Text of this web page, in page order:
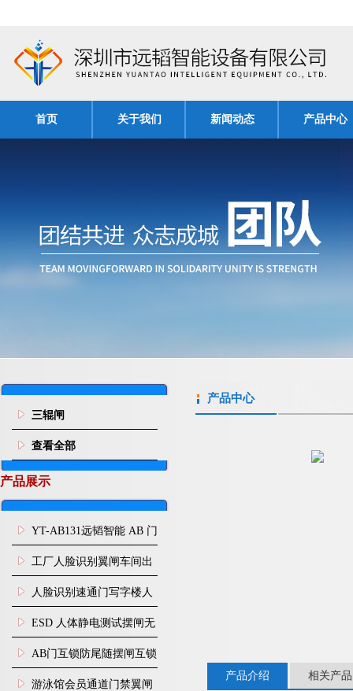
首页 关于我们 新闻动态 产品中心
三辊闸
查看全部
产品展示
YT-AB131远韬智能 AB 门
闸机双通道互锁防尾随闸
机
工厂人脸识别翼闸车间出
入口人行通道门禁
人脸识别速通门写字楼人
行通道闸门禁设备
ESD 人体静电测试摆闸无
尘车间防静电闸机
AB门互锁防尾随摆闸互锁
闸机
游泳馆会员通道门禁翼闸
产品中心
产品介绍 相关产品